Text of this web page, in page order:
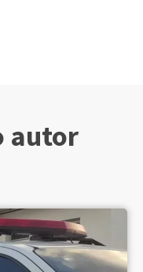
autor